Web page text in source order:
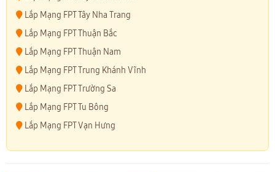
Lắp Mạng FPT Tây Nha Trang
Lắp Mạng FPT Thuận Bắc
Lắp Mạng FPT Thuận Nam
Lắp Mạng FPT Trung Khánh Vĩnh
Lắp Mạng FPT Trường Sa
Lắp Mạng FPT Tu Bông
Lắp Mạng FPT Vạn Hưng